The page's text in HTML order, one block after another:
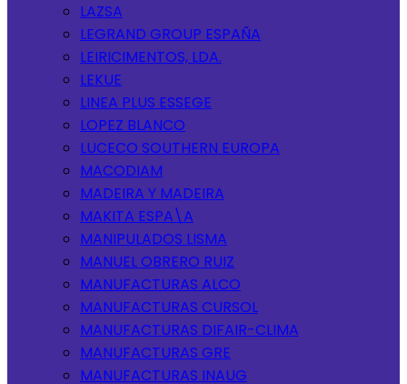
LAZSA
LEGRAND GROUP ESPAÑA
LEIRICIMENTOS, LDA.
LEKUE
LINEA PLUS ESSEGE
LOPEZ BLANCO
LUCECO SOUTHERN EUROPA
MACODIAM
MADEIRA Y MADEIRA
MAKITA ESPA\A
MANIPULADOS LISMA
MANUEL OBRERO RUIZ
MANUFACTURAS ALCO
MANUFACTURAS CURSOL
MANUFACTURAS DIFAIR-CLIMA
MANUFACTURAS GRE
MANUFACTURAS INAUG